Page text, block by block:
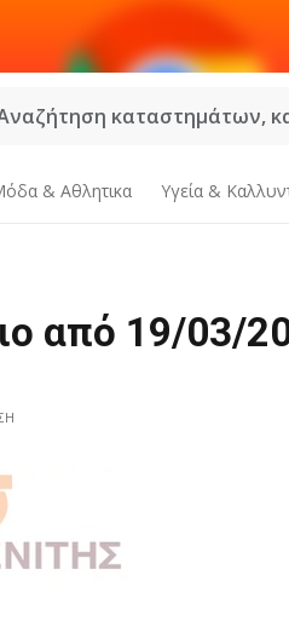
καταστημάτων,
& Aθλητικα Υγεία &
από 19/03/